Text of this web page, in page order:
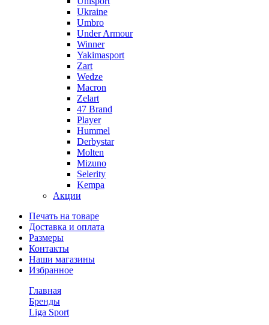
Ukraine
Umbro
Under Armour
Winner
Yakimasport
Zart
Wedze
Macron
Zelart
47 Brand
Player
Hummel
Derbystar
Molten
Mizuno
Selerity
Kempa
Акции
Печать на товаре
Доставка и оплата
Размеры
Контакты
Наши магазины
Избранное
Главная
Бренды
Liga Sport